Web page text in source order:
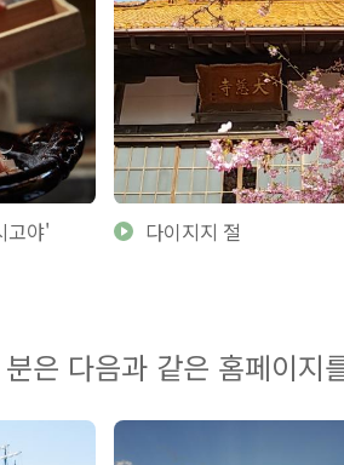
고야' 다이지지 절
은 다음과 같은 홈페이지